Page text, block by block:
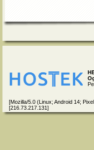
[Mozilla/5.0 (Linux; Android 14;
[216.73.217.131]